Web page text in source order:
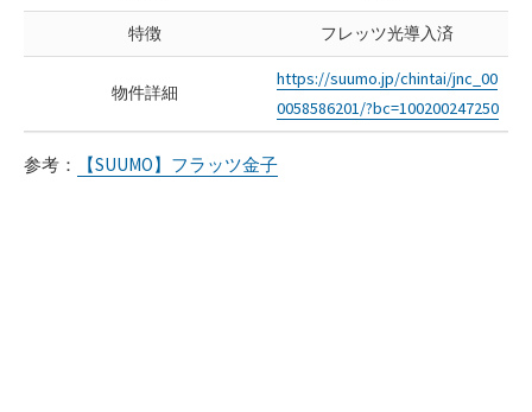
特徴 フレッツ光導入済
物件詳細
https://suumo.jp/chintai/jnc_00
0058586201/?bc=100200247250
参考： 【SUUMO】フラッツ金子